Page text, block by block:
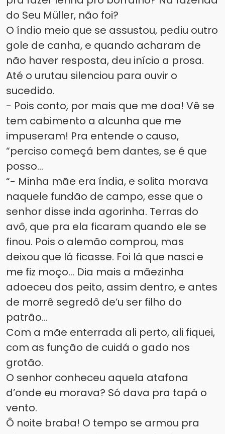
do Seu Müller, não foi?
O índio meio que se assustou, pediu outro
gole de canha, e quando acharam de
não haver resposta, deu início a prosa.
Até o urutau silenciou para ouvir o
sucedido.
- Pois conto, por mais que me doa! Vê se
tem cabimento a alcunha que me
impuseram! Pra entende o causo,
“perciso começá bem dantes, se é que
posso...
“- Minha mãe era índia, e solita morava
naquele fundão de campo, esse que o
senhor disse inda agorinha. Terras do
avô, que pra ela ficaram quando ele se
finou. Pois o alemão comprou, mas
deixou que lá ficasse. Foi lá que nasci e
me fiz moço... Dia mais a mãezinha
adoeceu dos peito, assim dentro, e antes
de morrê segredô de’u ser filho do
patrão...
Com a mãe enterrada ali perto, ali fiquei,
com as função de cuidá o gado nos
grotão.
O senhor conheceu aquela atafona
d’onde eu morava? Só dava pra tapá o
vento.
Ô noite braba! O tempo se armou pra